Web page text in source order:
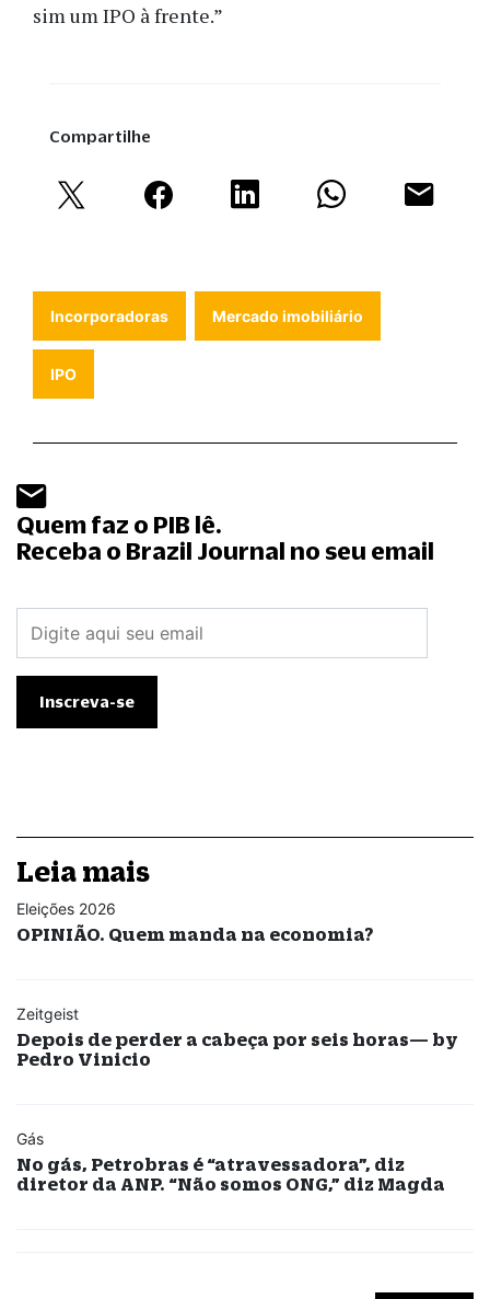
sim um IPO à frente.”
Compartilhe
Incorporadoras Mercado imobiliário
IPO
Quem faz o PIB lê.
Receba o Brazil Journal no seu email
Leia mais
Eleições 2026
OPINIÃO. Quem manda na economia?
Zeitgeist
Depois de perder a cabeça por seis horas— by
Pedro Vinicio
Gás
No gás, Petrobras é “atravessadora”, diz
diretor da ANP. “Não somos ONG,” diz Magda